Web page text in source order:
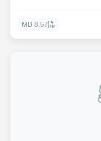
8.57 MB